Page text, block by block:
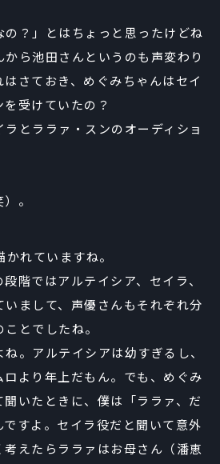
？」とはちょっと思ったけどね
から池田さんというのも声変わり
さておき、めぐみちゃんはセイ
受けていたの？
とララァ・スンのオーディショ
。
かれていますね。
階ではアルテイシア、セイラ、
いまして、声優さんもそれぞれ分
とでしたね。
。アルテイシアは幼すぎるし、
より年上だもん。でも、めぐみ
いたときに、僕は「ララァ、だ
すよ。セイラ役だと聞いて意外
えたらララァはお母さん（潘恵